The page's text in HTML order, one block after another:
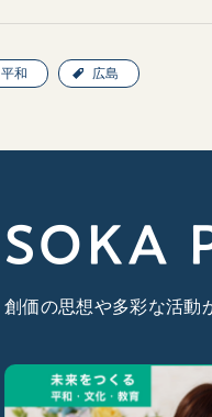
平和 広島
SOKA
創価の思想や多彩な活動